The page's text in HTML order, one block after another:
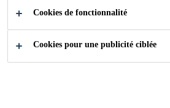
Sikafloor®-390 N Thixo
Cookies de fonctionnalité
Cookies pour une publicité ciblée